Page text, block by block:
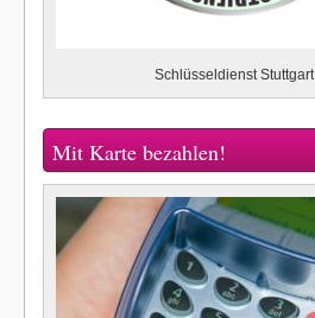
Schlüsseldienst Stuttgart
Mit Karte bezahlen!